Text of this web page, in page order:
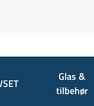
Glas &
tilbehør